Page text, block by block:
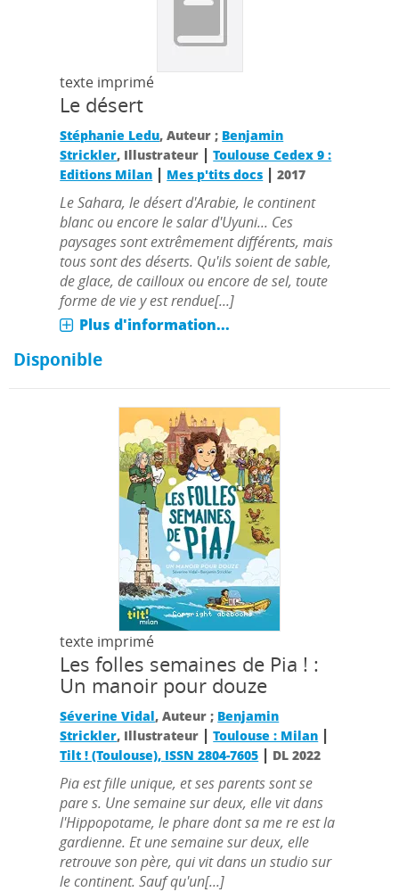
texte imprimé
Le désert
Stéphanie Ledu, Auteur ; Benjamin
Strickler, Illustrateur |Toulouse Cedex 9 :
Editions Milan | Mes p'tits docs |2017
Le Sahara, le désert d'Arabie, le continent
blanc ou encore le salar d'Uyuni... Ces
paysages sont extrêmement différents, mais
tous sont des déserts. Qu'ils soient de sable,
de glace, de cailloux ou encore de sel, toute
forme de vie y est rendue[...]
Plus d'information...
Disponible
texte imprimé
Les folles semaines de Pia ! :
Un manoir pour douze
Séverine Vidal, Auteur ; Benjamin
Strickler, Illustrateur |Toulouse : Milan |
Tilt ! (Toulouse), ISSN 2804-7605 | DL 2022
Pia est fille unique, et ses parents sont se
pare s. Une semaine sur deux, elle vit dans
l'Hippopotame, le phare dont sa me re est la
gardienne. Et une semaine sur deux, elle
retrouve son père, qui vit dans un studio sur
le continent. Sauf qu'un[...]